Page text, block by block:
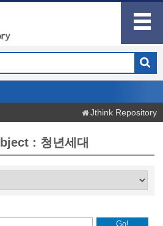
Jthink Repository
: 청년세대